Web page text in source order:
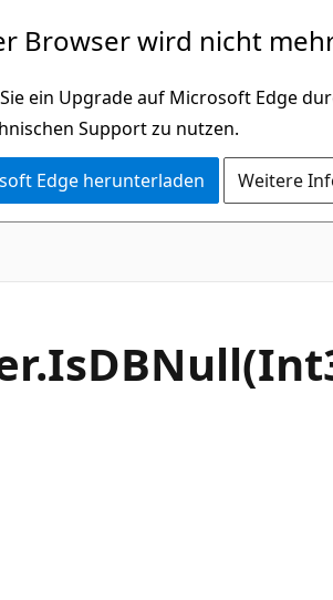
Browser wird nicht
ein Upgrade auf Microsoft Edge
Support zu nutzen.
Edge herunterladen Weitere
Is